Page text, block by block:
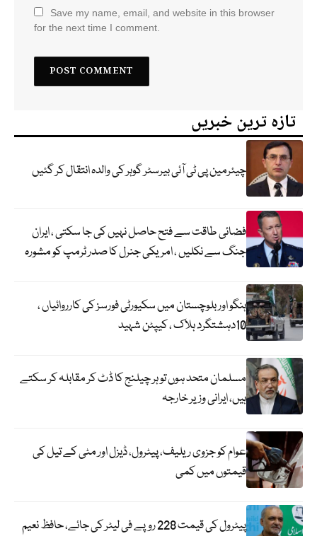
Save my name, email, and website in this browser
for the next time I comment.
تازہ ترین خبریں
چیئرمین پی ٹی آئی بیرسٹر گوہر کی والدہ انتقال کر گئیں
فضائی طاقت سے فتح حاصل نہیں کی جا سکتی ، ایران
جنگ سے نکلیں ، امریکی جنرل کا صدر ٹرمپ کو مشورہ
ہنگو اور بلوچستان میں سکیورٹی فورسز کی کارروائیاں ،
10دہشتگرد ہلاک ، کیپٹن شہید
مسلمان متحد ہوں تو ہر چیلنج کا ڈٹ کر مقابلہ کر سکتے
ہیں، ایرانی وزیر خارجہ
عوام کو جزوی ریلیف، پیٹرول، ڈیزل اور مٹی کے تیل کی
قیمتوں میں کمی
پیٹرول کی قیمت 228 روپے فی لیٹر کی جائے، حافظ نعیم